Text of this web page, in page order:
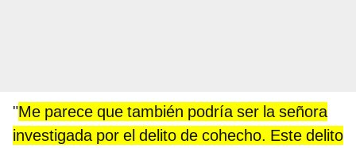
"Me parece que también podría ser la señora
investigada por el delito de cohecho. Este delito